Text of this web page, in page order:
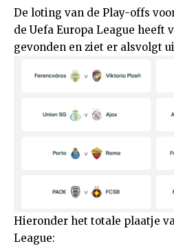
De loting van de Play-offs
de Uefa Europa League heeft
gevonden en ziet er alsvolgt
Hieronder het totale plaatje
League: